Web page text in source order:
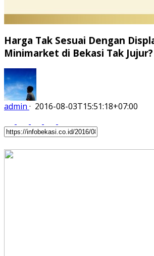
Harga Tak Sesuai Dengan
Minimarket di Bekasi Tak Jujur?
admin · 2016-08-03T15:51:18+07:00